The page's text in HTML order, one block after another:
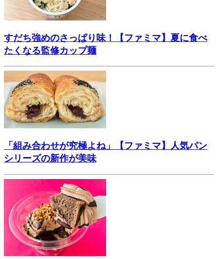
すだち強めのさっぱり味！【ファミマ】夏に食べ
たくなる監修カップ麺
「組み合わせが究極よね」【ファミマ】人気パン
シリーズの新作が美味